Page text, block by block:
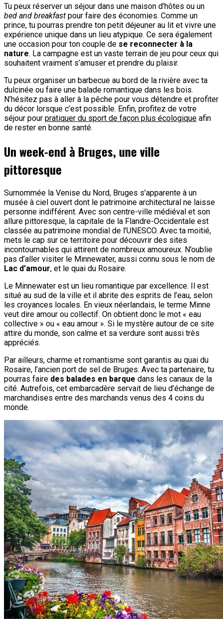
Tu peux réserver un séjour dans une maison d’hôtes ou un
bed and breakfast pour faire des économies. Comme un
prince, tu pourras prendre ton petit déjeuner au lit et vivre une
expérience unique dans un lieu atypique. Ce sera également
une occasion pour ton couple de se reconnecter à la
nature. La campagne est un vaste terrain de jeu pour ceux qui
souhaitent vraiment s’amuser et prendre du plaisir.
Tu peux organiser un barbecue au bord de la rivière avec ta
dulcinée ou faire une balade romantique dans les bois.
N’hésitez pas à aller à la pêche pour vous détendre et profiter
du décor lorsque c’est possible. Enfin, profitez de votre
séjour pour pratiquer du sport de façon plus écologique afin
de rester en bonne santé.
Un week-end à Bruges, une ville
pittoresque
Surnommée la Venise du Nord, Bruges s’apparente à un
musée à ciel ouvert dont le patrimoine architectural ne laisse
personne indifférent. Avec son centre-ville médiéval et son
allure pittoresque, la capitale de la Flandre-Occidentale est
classée au patrimoine mondial de l’UNESCO. Avec ta moitié,
mets le cap sur ce territoire pour découvrir des sites
incontournables qui attirent de nombreux amoureux. N’oublie
pas d’aller visiter le Minnewater, aussi connu sous le nom de
Lac d’amour, et le quai du Rosaire.
Le Minnewater est un lieu romantique par excellence. Il est
situé au sud de la ville et il abrite des esprits de l’eau, selon
les croyances locales. En vieux néerlandais, le terme Minne
veut dire amour ou collectif. On obtient donc le mot « eau
collective » ou « eau amour ». Si le mystère autour de ce site
attire du monde, son calme et sa verdure sont aussi très
appréciés.
Par ailleurs, charme et romantisme sont garantis au quai du
Rosaire, l’ancien port de sel de Bruges. Avec ta partenaire, tu
pourras faire des balades en barque dans les canaux de la
cité. Autrefois, cet embarcadère servait de lieu d’échange de
marchandises entre des marchands venus des 4 coins du
monde.